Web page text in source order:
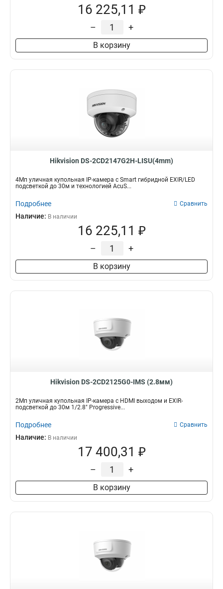
16 225,11 ₽
– +
В корзину
Hikvision DS-2CD2147G2H-LISU(4mm)
4Мп уличная купольная IP-камера с Smart гибридной EXIR/LED
подсветкой до 30м и технологией AcuS...
Подробнее Сравнить
Наличие: В наличии
16 225,11 ₽
– +
В корзину
Hikvision DS-2CD2125G0-IMS (2.8мм)
2Мп уличная купольная IP-камера с HDMI выходом и EXIR-
подсветкой до 30м 1/2.8" Progressive...
Подробнее Сравнить
Наличие: В наличии
17 400,31 ₽
– +
В корзину